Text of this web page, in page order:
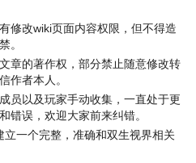
修改wiki页面内容权限，但不得造
。
章的著作权，部分禁止随意修改转
作者本人。
员以及玩家手动收集，一直处于更
错误，欢迎大家前来纠错。
立一个完整，准确和双生视界相关